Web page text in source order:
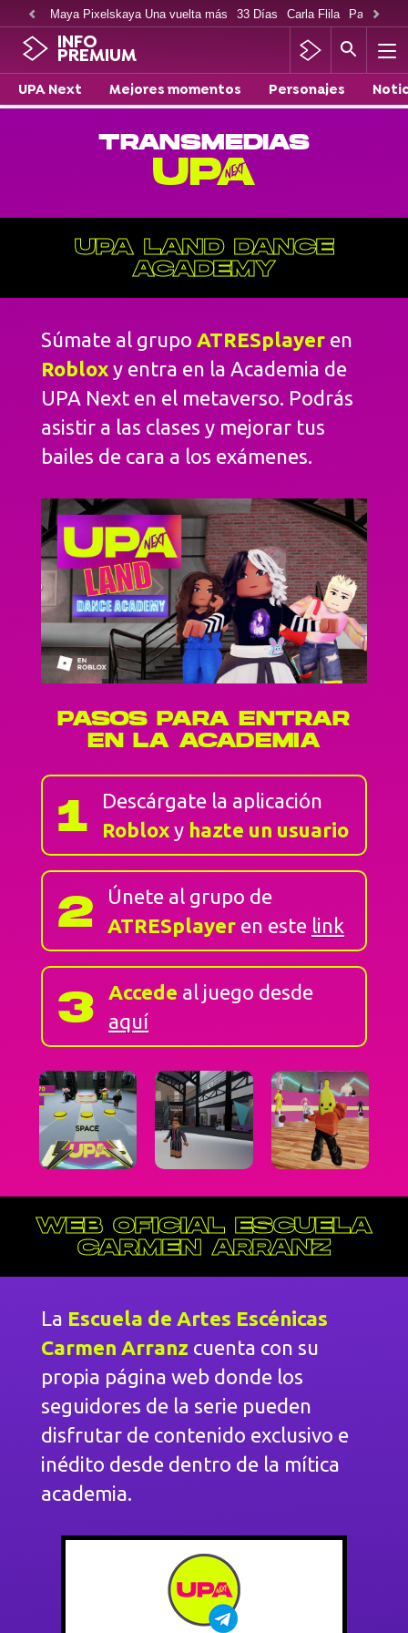
Maya Pixelskaya Una vuelta más 33 Días Carla Flila Paco
INFO
PREMIUM
UPA Next Mejores momentos Personajes
TRANSMEDIAS
UPA LAND DANCE
ACADEMY
Súmate al grupo ATRESplayeren
Robloxy entra en la Academia de
UPA Next en el metaverso. Podrás
asistir a las clases y mejorar tus
bailes de cara a los exámenes.
PASOS PARA ENTRAR
EN LA ACADEMIA
1
Descárgate la aplicación
Roblox y hazte un usuario
2
Únete al grupo de
ATRESplayer en este link
3 Accede al juego desde
aquí
WEB OFICIAL ESCUELA
CARMEN ARRANZ
La Escuela de Artes Escénicas
Carmen Arranz cuenta con su
propia página web donde los
seguidores de la serie pueden
disfrutar de contenido exclusivo e
inédito desde dentro de la mítica
academia.